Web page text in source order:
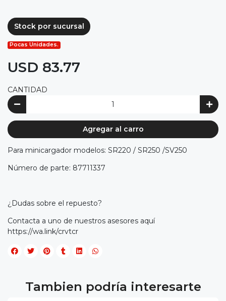
Stock por sucursal
Pocas Unidades.
USD 83.77
CANTIDAD
Agregar al carro
Para minicargador modelos: SR220 / SR250 /SV250
Número de parte: 87711337
¿Dudas sobre el repuesto?
Contacta a uno de nuestros asesores aquí
https://wa.link/crvtcr
Tambien podría interesarte